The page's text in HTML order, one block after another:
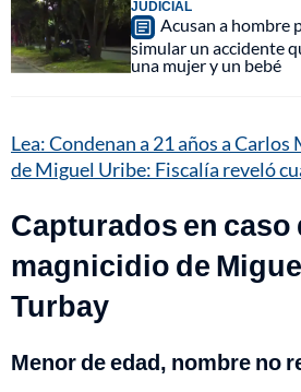
JUDICIAL
Acusan a hombre
simular un accidente
una mujer y un bebé
Lea: Condenan a 21 años a
de Miguel Uribe: Fiscalía reveló
Capturados en caso
magnicidio de
Turbay
Menor de edad, nombre no